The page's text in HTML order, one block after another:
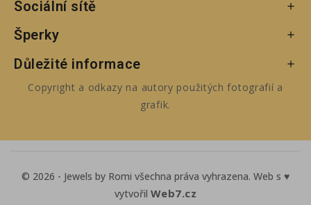
Sociální sítě 
Šperky 
Důležité informace 
Copyright a odkazy na autory použitých fotografií a
grafik.
© 2026 - Jewels by Romi všechna práva vyhrazena. Web s ♥
vytvořil Web7.cz